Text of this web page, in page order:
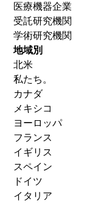
医療機器企業
受託研究機関
学術研究機関
地域別
北米
私たち。
カナダ
メキシコ
ヨーロッパ
フランス
イギリス
スペイン
ドイツ
イタリア